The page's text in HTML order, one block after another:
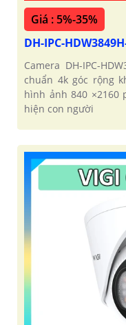
Giá : 5%-35%
DH-IPC-
Camera DH-IPC-
chuẩn 4k góc rộng
hình ảnh 840 ×2160
hiện con người